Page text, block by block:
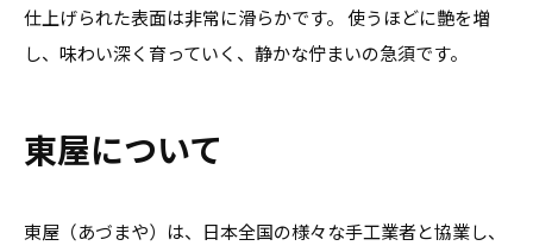
仕上げられた表面は非常に滑らかです。 使うほどに艶を増
し、味わい深く育っていく、静かな佇まいの急須です。
東屋について
東屋（あづまや）は、日本全国の様々な手工業者と協業し、